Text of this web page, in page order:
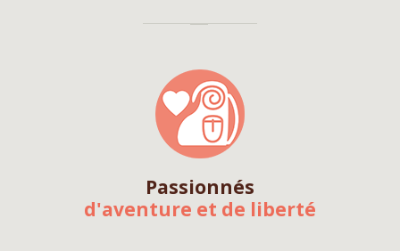
Passionnés
d'aventure et de liberté